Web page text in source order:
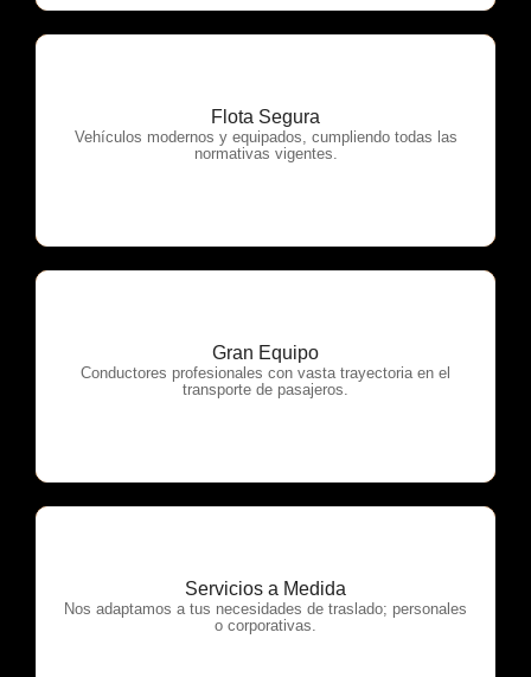
Flota Segura
Vehículos modernos y equipados, cumpliendo todas las
normativas vigentes.
OTP Servicios
Gran Equipo
Conductores profesionales con vasta trayectoria en el
transporte de pasajeros.
OTP Servicios
Servicios a Medida
Nos adaptamos a tus necesidades de traslado; personales
o corporativas.
OTP Servicios